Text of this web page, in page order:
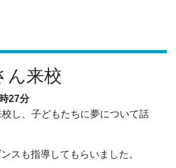
ん来校
27分
し、子どもたちに夢について話
スも指導してもらいました。